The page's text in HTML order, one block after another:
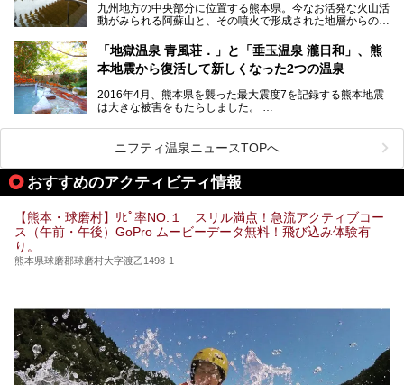
設・家族風呂の3パターンに分類し、合計10施設を厳選して
ご紹介。ぜひ、湯めぐりの参考にして下さいね！
九州地方の中央部分に位置する熊本県。今なお活発な火山活
動がみられる阿蘇山と、その噴火で形成された地層からの湧
す。
そんな熊本県は、県内の至るところから温泉が湧いている温
泉県でもあります。山鹿温泉、玉名温泉、黒川温泉、人吉温
出すスーパー銭湯が豊富です。なかでも注目のスーパー銭湯
をピックアップしました。
「地獄温泉 青風荘．」と「垂玉温泉 瀧日和」、熊
本地震から復活して新しくなった2つの温泉
2016年4月、熊本県を襲った最大震度7を記録する熊本地震
は大きな被害をもたらしました。
阿蘇山麓の南阿蘇村の「地獄温泉 清風荘」、そして「清風
荘」から400mほど離れた「垂玉（たるたま）温泉 山口旅
館」の2軒は、この地震による土砂崩れなどのために、一時
期は孤立状態に。もしかしたらこの時のニュースで、「地獄
温泉」と「垂玉温泉」の名前を知った人もいるかもしれませ
ん。
この2軒は今どうなっているのでしょうか。実は現在は「地
獄温泉 青風荘．」「垂玉温泉 瀧日和」として営業を再開し
します。
ニフティ温泉ニュースTOPへ
おすすめのアクティビティ情報
【熊本・球磨村】ﾘﾋﾟ率NO.１ スリル満点！急流アクティブコー
ス（午前・午後）GoPro ムービーデータ無料！飛び込み体験有
り。
熊本県球磨郡球磨村大字渡乙1498-1